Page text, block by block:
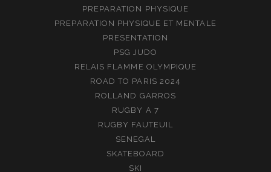
PREPARATION PHYSIQUE
PREPARATION PHYSIQUE ET MENTALE
PRESENTATION
PSG JUDO
RELAIS FLAMME OLYMPIQUE
ROAD TO PARIS 2024
ROLLAND GARROS
RUGBY A 7
RUGBY FAUTEUIL
SENEGAL
SKATEBOARD
SKI